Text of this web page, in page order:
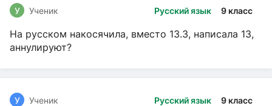
Русский язык 9 класс
У Ученик
На русском накосячила, вместо 13.3, написала 13,
аннулируют?
Русский язык 9 класс
У Ученик